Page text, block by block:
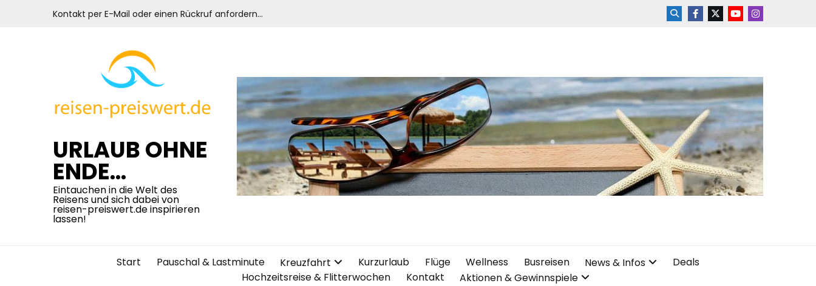
Kontakt per E-Mail oder einen Rückruf anfordern…
URLAUB OHNE
ENDE…
Eintauchen in die Welt des
Reisens und sich dabei von
reisen-preiswert.de inspirieren
lassen!
Start Pauschal & Lastminute Kreuzfahrt Kurzurlaub Flüge Wellness Busreisen News & Infos
Deals
Hochzeitsreise & Flitterwochen
Kontakt Aktionen & Gewinnspiele